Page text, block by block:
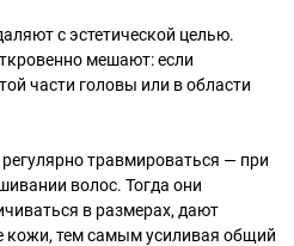
с эстетической целью.
мешают: если
части головы или в области
травмироваться — при
волос. Тогда они
в размерах, дают
кожи, тем самым усиливая общий